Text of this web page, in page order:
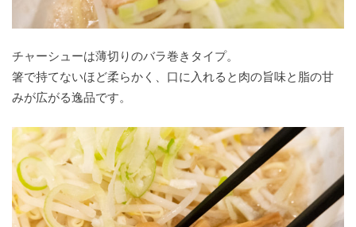
チャーシューは薄切りのバラ巻きタイプ。
箸で持てないほど柔らかく、口に入れると肉の旨味と脂の甘
みが広がる逸品です。